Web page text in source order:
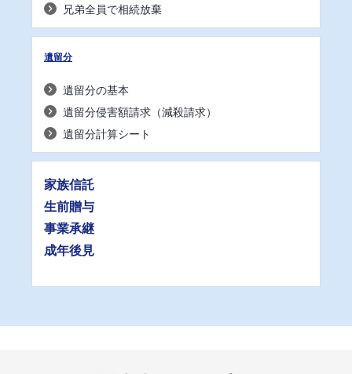
兄弟全員で相続放棄
遺留分
遺留分の基本
遺留分侵害額請求（減殺請求）
遺留分計算シート
家族信託
生前贈与
事業承継
成年後見